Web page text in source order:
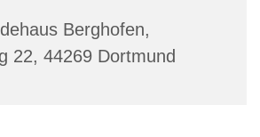
Berghofen,
22, 44269 Dortmund